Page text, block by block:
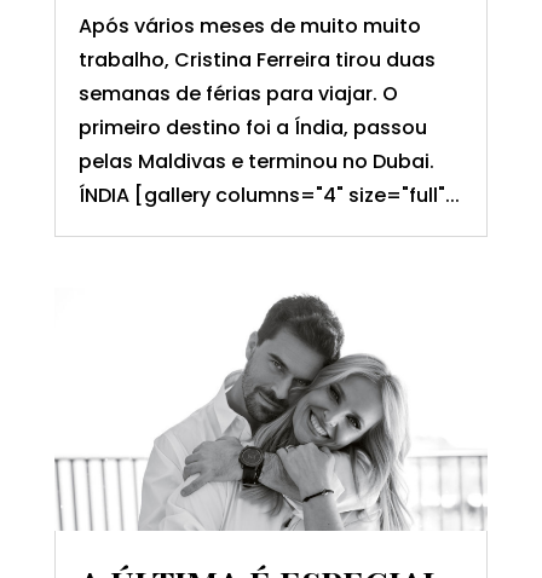
Após vários meses de muito muito
trabalho, Cristina Ferreira tirou duas
semanas de férias para viajar. O
primeiro destino foi a Índia, passou
pelas Maldivas e terminou no Dubai.
ÍNDIA [gallery columns="4" size="full"...